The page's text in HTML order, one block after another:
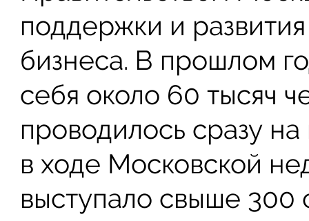
поддержки и
бизнеса. В прошлом
себя около 60 тысяч
проводилось сразу
в ходе Московской
выступало свыше 300